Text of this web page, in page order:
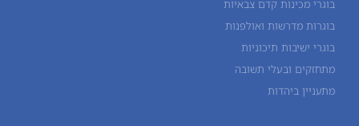
בוגרי מכינות קדם צבאיות
בוגרות מדרשות ואולפנות
בוגרי ישיבות תיכוניות
מתחזקים ובעלי תשובה
מתעניין ביהדות